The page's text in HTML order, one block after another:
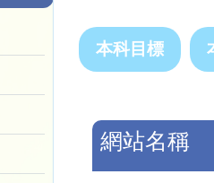
本科目標
網站名稱